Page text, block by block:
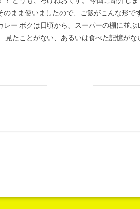
のまま使いましたので、ご飯がこんな形で
レー ボクは日頃から、スーパーの棚に並
見たことがない、あるいは食べた記憶が